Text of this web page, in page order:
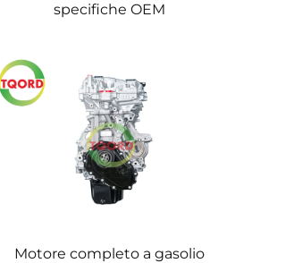
specifiche OEM
Motore completo a gasolio